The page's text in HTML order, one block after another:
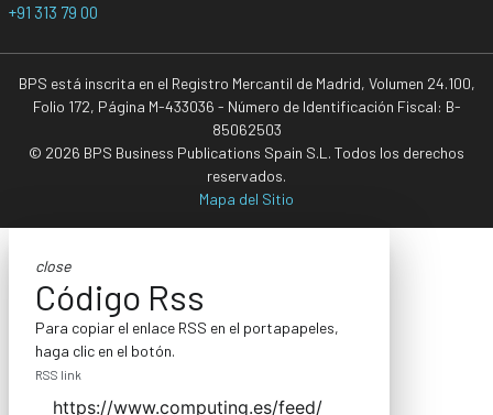
+91 313 79 00
BPS está inscrita en el Registro Mercantil de Madrid, Volumen 24.100,
Folio 172, Página M-433036 - Número de Identificación Fiscal: B-
85062503
© 2026 BPS Business Publications Spain S.L. Todos los derechos
reservados.
Mapa del Sitio
close
Código Rss
Para copiar el enlace RSS en el portapapeles,
haga clic en el botón.
RSS link